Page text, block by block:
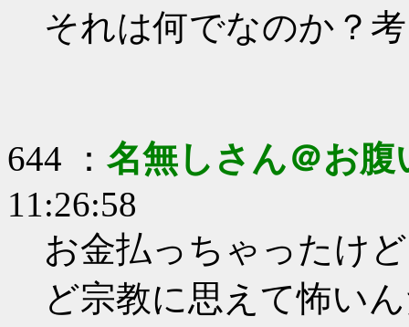
それは何でなのか？
644 ： 名無しさん＠お腹
11:26:58
お金払っちゃったけ
ど宗教に思えて怖い